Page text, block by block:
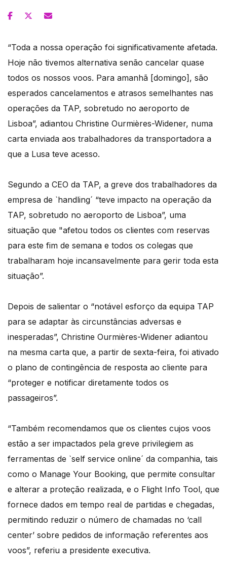
“Toda a nossa operação foi significativamente afetada.
Hoje não tivemos alternativa senão cancelar quase
todos os nossos voos. Para amanhã [domingo], são
esperados cancelamentos e atrasos semelhantes nas
operações da TAP, sobretudo no aeroporto de
Lisboa”, adiantou Christine Ourmières-Widener, numa
carta enviada aos trabalhadores da transportadora a
que a Lusa teve acesso.
Segundo a CEO da TAP, a greve dos trabalhadores da
empresa de `handling´ “teve impacto na operação da
TAP, sobretudo no aeroporto de Lisboa”, uma
situação que "afetou todos os clientes com reservas
para este fim de semana e todos os colegas que
trabalharam hoje incansavelmente para gerir toda esta
situação”.
Depois de salientar o “notável esforço da equipa TAP
para se adaptar às circunstâncias adversas e
inesperadas”, Christine Ourmières-Widener adiantou
na mesma carta que, a partir de sexta-feira, foi ativado
o plano de contingência de resposta ao cliente para
“proteger e notificar diretamente todos os
passageiros”.
“Também recomendamos que os clientes cujos voos
estão a ser impactados pela greve privilegiem as
ferramentas de `self service online´ da companhia, tais
como o Manage Your Booking, que permite consultar
e alterar a proteção realizada, e o Flight Info Tool, que
fornece dados em tempo real de partidas e chegadas,
permitindo reduzir o número de chamadas no ‘call
center’ sobre pedidos de informação referentes aos
voos”, referiu a presidente executiva.